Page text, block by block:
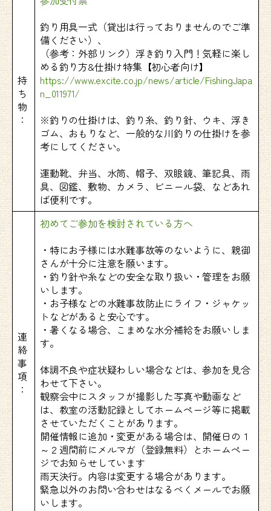
持
ち
物
：
釣り用具一式（貸出は行っておりませんのでご準
備ください）、
（参考：外部リンク）浮き釣り入門！気軽に楽し
める釣り方&仕掛け特集【初心者向け】
https://www.excite.co.jp/news/article/FishingJapa
n_011971/
※釣りの仕掛けは、釣り糸、釣り針、ウキ、浮き
ゴム、おもりなど、一般的な川釣りの仕掛けを参
考にしてください。
運動靴、弁当、水筒、帽子、双眼鏡、筆記具、雨
具、図鑑、敷物、カメラ、ビニール袋、などあれ
ば便利です。
連
絡
事
項
：
初めてご参加を検討されている方へ
・特にお子様には水難事故等のないように、親御
さんが十分に注意を願います。
・釣り針や糸などの安全な取り扱い・管理をお願
いします。
・お子様などの水難事故防止にライフ・ジャケッ
トなどがあると安心です。
・暑くなる場合、こまめな水分補給をお願いしま
す。
体調不良や症状疑わしい場合などは、参加を見合
わせて下さい。
観察会中にスタッフが撮影した写真や動画など
は、教室の活動記録としてホームページ等に掲載
させていただくことがあります。
開催情報に追加・変更がある場合は、開催日の１
～２週間前にメルマガ（登録無料）とホームペー
ジでお知らせしています
雨天決行。内容は変更する場合があります。
緊急以外のお問い合わせはなるべくメールでお願
いします。